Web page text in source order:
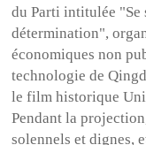
du Parti intitulée "Se
détermination",
économiques non
technologie de
le film historique
Pendant la
solennels et dignes,